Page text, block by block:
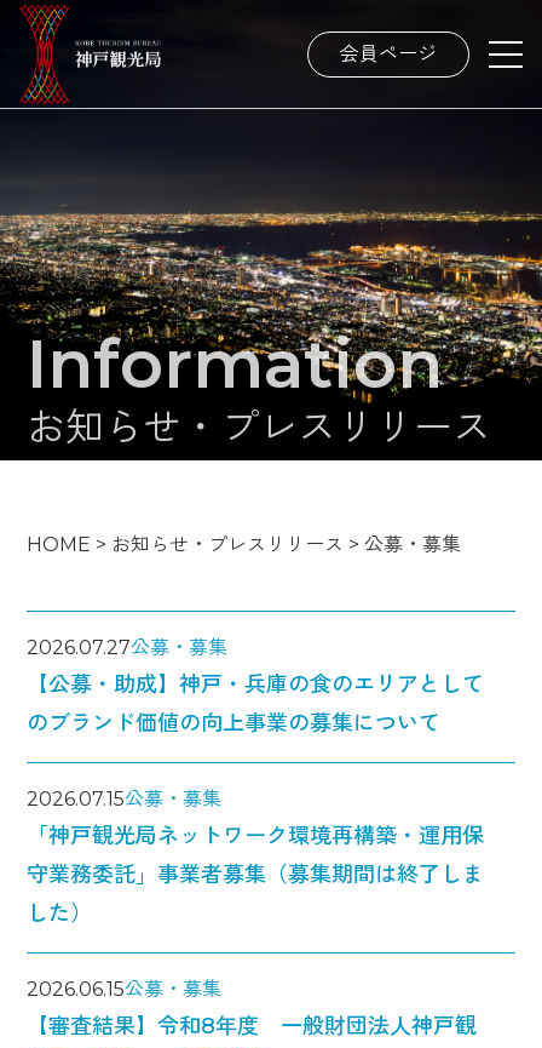
会員ページ
Information
お知らせ・プレスリリース
HOME > お知らせ・プレスリリース >公募・募集
2026.07.27公募・募集
【公募・助成】神戸・兵庫の食のエリアとして
のブランド価値の向上事業の募集について
2026.07.15公募・募集
「神戸観光局ネットワーク環境再構築・運用保
守業務委託」事業者募集（募集期間は終了しま
した）
2026.06.15公募・募集
【審査結果】令和8年度 一般財団法人神戸観